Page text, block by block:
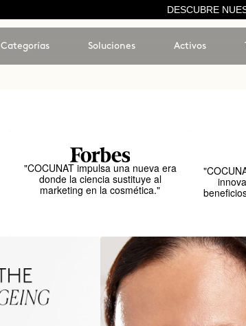
DESCUBRE
Categorías Soluciones Activos
"COCUNAT impulsa una nueva era
donde la ciencia sustituye al
marketing en la cosmética."